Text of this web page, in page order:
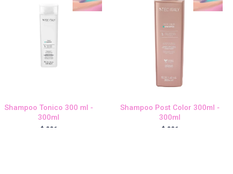
Shampoo Tonico 300 ml -
300ml
$ 991
Shampoo Post Color 300ml -
300ml
$ 991